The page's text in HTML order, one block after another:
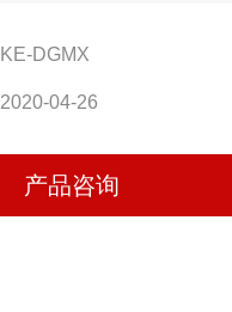
KE-DGMX
2020-04-26
产品咨询